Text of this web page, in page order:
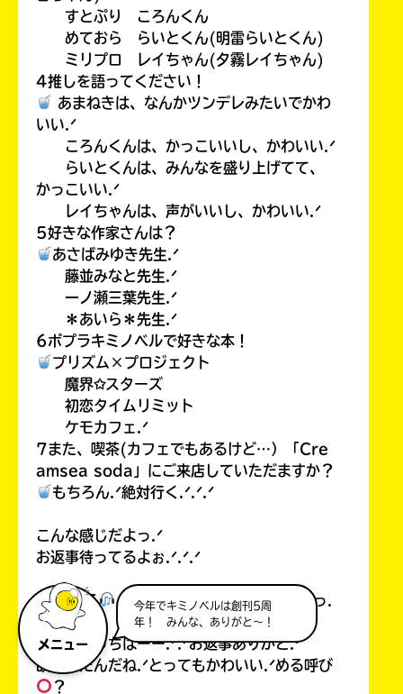
メニュー
今年でキミノベルは創刊5周
年！ みんな、ありがと～！
すとぷり ころんくん
めておら らいとくん(明雷らいとくん)
ミリプロ レイちゃん(夕霧レイちゃん)
4推しを語ってください！
あまねきは、なんかツンデレみたいでかわ
いい.ᐟ
ころんくんは、かっこいいし、かわいい.ᐟ
らいとくんは、みんなを盛り上げてて、
かっこいい.ᐟ
レイちゃんは、声がいいし、かわいい.ᐟ
5好きな作家さんは？
あさばみゆき先生.ᐟ
藤並みなと先生.ᐟ
一ノ瀬三葉先生.ᐟ
＊あいら＊先生.ᐟ
6ポプラキミノベルで好きな本！
プリズム×プロジェクト
魔界✩スターズ
初恋タイムリミット
ケモカフェ.ᐟ
7また、喫茶(カフェでもあるけど…）「Cre
amsea soda」にご来店していただますか？
もちろん.ᐟ絶対行く.ᐟ.ᐟ.ᐟ
こんな感じだよっ.ᐟ
お返事待ってるよぉ.ᐟ.ᐟ.ᐟ
音乃 める
⊹ ̊.⋆ #𓂃𝘰𝘵𝘯𝘰 𝘮𝘦𝘳𝘶さまっ.
ᐟ
こっんにっちはーー.ᐟ.ᐟお返事ありがと.ᐟ
改名したんだね.ᐟとってもかわいい.ᐟめる呼び
？